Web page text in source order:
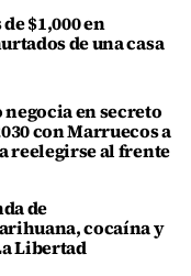
$1,000 en
de una casa
en secreto
con Marruecos a
reelegirse al frente
de
cocaína y
Libertad